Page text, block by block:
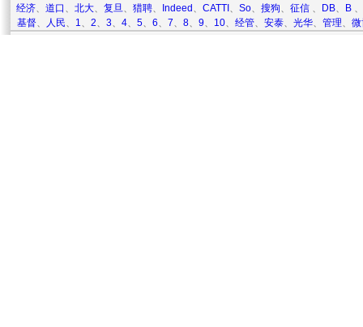
经济、 道口 、 北大、 复旦、 猎聘、 Indeed 、 CATTI 、 So、 搜狗、 征信 、 DB、 B 、
基督、 人民、 1、 2、 3、 4、 5、 6、 7、 8、 9、 10、 经管、 安泰、 光华、 管理、 微